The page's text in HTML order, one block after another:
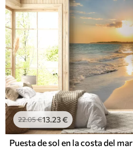
22.05€13.23€
Puesta de sol en la costa del mar